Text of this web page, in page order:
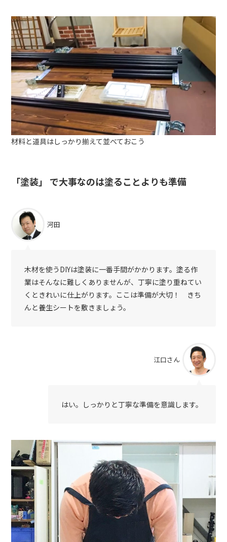
材料と道具はしっかり揃えて並べておこう
「塗装」 で大事なのは塗ることよりも準備
河田
木材を使うDIYは塗装に一番手間がかかります。塗る作
業はそんなに難しくありませんが、丁寧に塗り重ねてい
くときれいに仕上がります。ここは準備が大切！ きち
んと養生シートを敷きましょう。
江口さん
はい。しっかりと丁寧な準備を意識します。